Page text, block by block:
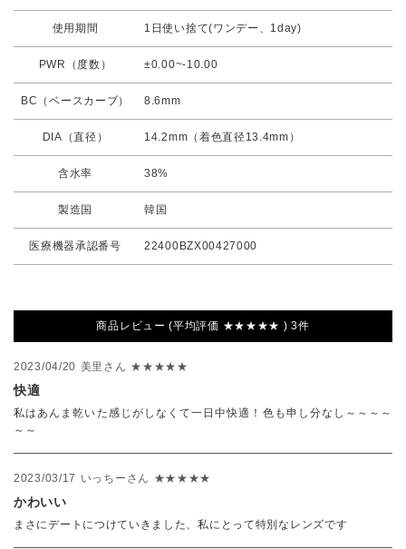
使用期間 1日使い捨て(ワンデー、1day)
PWR（度数） ±0.00~-10.00
BC（ベースカーブ） 8.6mm
DIA（直径） 14.2mm（着色直径13.4mm）
含水率 38%
製造国 韓国
医療機器承認番号 22400BZX00427000
商品レビュー (平均評価 ★★★★★ ) 3件
2023/04/20 美里さん ★★★★★
快適
私はあんま乾いた感じがしなくて一日中快適！色も申し分なし～～～～
～～
2023/03/17 いっちーさん ★★★★★
かわいい
まさにデートにつけていきました、私にとって特別なレンズです